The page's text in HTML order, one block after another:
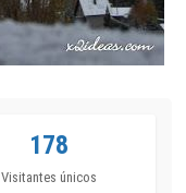
178
Visitantes únicos